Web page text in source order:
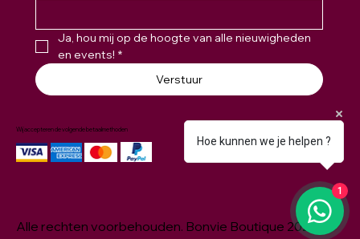
Ja, hou mij op de hoogte van alle nieuwigheden
en events! *
Verstuur
Wij accepteren de volgende betaalmethoden
Alle rechten voorbehouden. Bonvie Boutique 2026 ©
Hoe kunnen we je helpen ?
1